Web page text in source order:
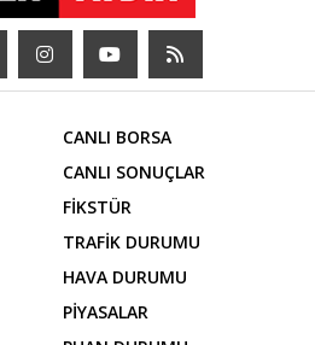
CANLI BORSA
CANLI SONUÇLAR
FİKSTÜR
TRAFİK DURUMU
HAVA DURUMU
PİYASALAR